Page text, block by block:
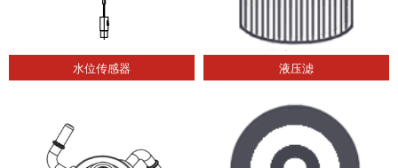
水位传感器 液压滤